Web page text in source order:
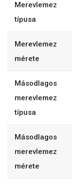
Merevlemez
típusa
Merevlemez
mérete
Másodlagos
merevlemez
típusa
Másodlagos
merevlemez
mérete